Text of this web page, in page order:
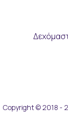
Copyright © 2018 -